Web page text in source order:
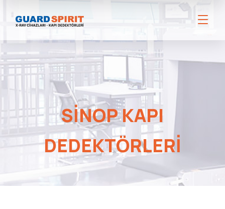
SINOP KAPI
DEDEKTÖRLERI